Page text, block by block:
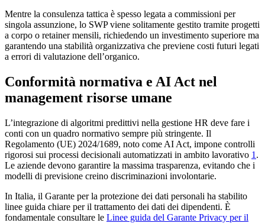
Mentre la consulenza tattica è spesso legata a commissioni per
singola assunzione, lo SWP viene solitamente gestito tramite progetti
a corpo o retainer mensili, richiedendo un investimento superiore ma
garantendo una stabilità organizzativa che previene costi futuri legati
a errori di valutazione dell’organico.
Conformità normativa e AI Act nel
management risorse umane
L’integrazione di algoritmi predittivi nella gestione HR deve fare i
conti con un quadro normativo sempre più stringente. Il
Regolamento (UE) 2024/1689, noto come AI Act, impone controlli
rigorosi sui processi decisionali automatizzati in ambito lavorativo 1 .
Le aziende devono garantire la massima trasparenza, evitando che i
modelli di previsione creino discriminazioni involontarie.
In Italia, il Garante per la protezione dei dati personali ha stabilito
linee guida chiare per il trattamento dei dati dei dipendenti. È
fondamentale consultare le Linee guida del Garante Privacy per il